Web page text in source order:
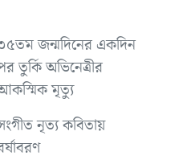
জন্মদিনের একদিন
তুর্কি অভিনেত্রীর
মৃত্যু
নৃত্য কবিতায়